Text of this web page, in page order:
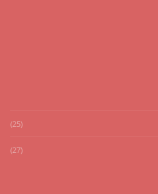
(25)
(27)